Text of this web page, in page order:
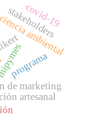
de marketing
ambiental
stakeholders
artesanal
programa
covid-19